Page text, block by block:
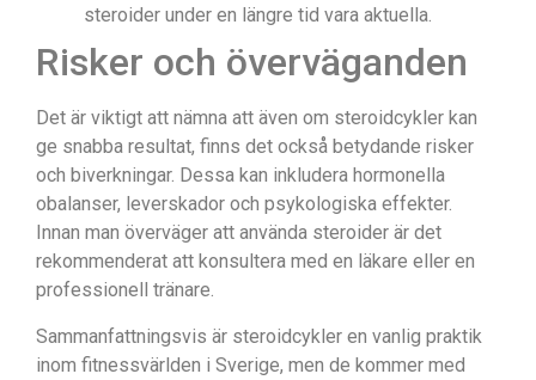
steroider under en längre tid vara aktuella.
Risker och överväganden
Det är viktigt att nämna att även om steroidcykler kan
ge snabba resultat, finns det också betydande risker
och biverkningar. Dessa kan inkludera hormonella
obalanser, leverskador och psykologiska effekter.
Innan man överväger att använda steroider är det
rekommenderat att konsultera med en läkare eller en
professionell tränare.
Sammanfattningsvis är steroidcykler en vanlig praktik
inom fitnessvärlden i Sverige, men de kommer med